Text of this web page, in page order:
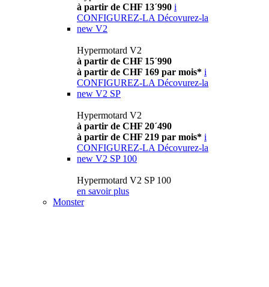
à partir de CHF 13´990 i
CONFIGUREZ-LA Décovurez-la
new V2
Hypermotard V2
à partir de CHF 15´990
à partir de CHF 169 par mois* i
CONFIGUREZ-LA Décovurez-la
new V2 SP
Hypermotard V2
à partir de CHF 20´490
à partir de CHF 219 par mois* i
CONFIGUREZ-LA Décovurez-la
new V2 SP 100
Hypermotard V2 SP 100
en savoir plus
Monster